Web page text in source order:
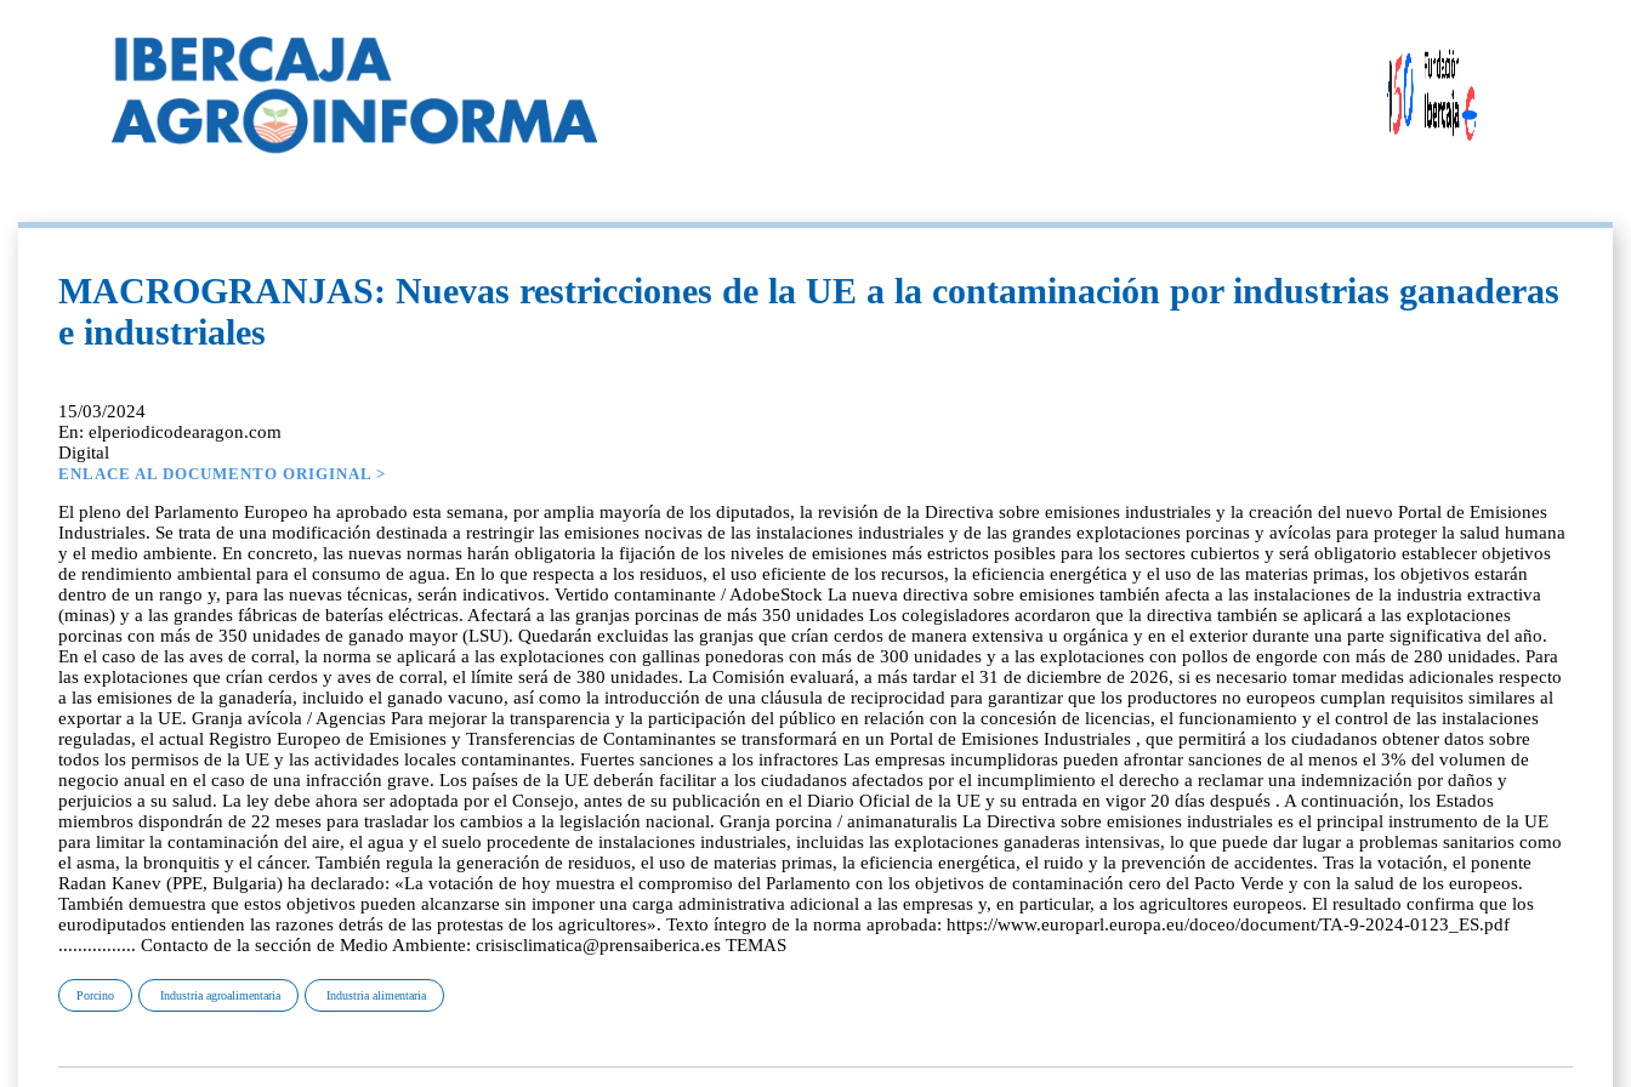
MACROGRANJAS: Nuevas restricciones de la UE a la contaminación por industrias ganaderas
e industriales
15/03/2024
En: elperiodicodearagon.com
Digital
ENLACE AL DOCUMENTO ORIGINAL >
El pleno del Parlamento Europeo ha aprobado esta semana, por amplia mayoría de los diputados, la revisión de la Directiva sobre emisiones industriales y la creación del nuevo Portal de Emisiones
Industriales. Se trata de una modificación destinada a restringir las emisiones nocivas de las instalaciones industriales y de las grandes explotaciones porcinas y avícolas para proteger la salud humana
y el medio ambiente. En concreto, las nuevas normas harán obligatoria la fijación de los niveles de emisiones más estrictos posibles para los sectores cubiertos y será obligatorio establecer objetivos
de rendimiento ambiental para el consumo de agua. En lo que respecta a los residuos, el uso eficiente de los recursos, la eficiencia energética y el uso de las materias primas, los objetivos estarán
dentro de un rango y, para las nuevas técnicas, serán indicativos. Vertido contaminante / AdobeStock La nueva directiva sobre emisiones también afecta a las instalaciones de la industria extractiva
(minas) y a las grandes fábricas de baterías eléctricas. Afectará a las granjas porcinas de más 350 unidades Los colegisladores acordaron que la directiva también se aplicará a las explotaciones
porcinas con más de 350 unidades de ganado mayor (LSU). Quedarán excluidas las granjas que crían cerdos de manera extensiva u orgánica y en el exterior durante una parte significativa del año.
En el caso de las aves de corral, la norma se aplicará a las explotaciones con gallinas ponedoras con más de 300 unidades y a las explotaciones con pollos de engorde con más de 280 unidades. Para
las explotaciones que crían cerdos y aves de corral, el límite será de 380 unidades. La Comisión evaluará, a más tardar el 31 de diciembre de 2026, si es necesario tomar medidas adicionales respecto
a las emisiones de la ganadería, incluido el ganado vacuno, así como la introducción de una cláusula de reciprocidad para garantizar que los productores no europeos cumplan requisitos similares al
exportar a la UE. Granja avícola / Agencias Para mejorar la transparencia y la participación del público en relación con la concesión de licencias, el funcionamiento y el control de las instalaciones
reguladas, el actual Registro Europeo de Emisiones y Transferencias de Contaminantes se transformará en un Portal de Emisiones Industriales , que permitirá a los ciudadanos obtener datos sobre
todos los permisos de la UE y las actividades locales contaminantes. Fuertes sanciones a los infractores Las empresas incumplidoras pueden afrontar sanciones de al menos el 3% del volumen de
negocio anual en el caso de una infracción grave. Los países de la UE deberán facilitar a los ciudadanos afectados por el incumplimiento el derecho a reclamar una indemnización por daños y
perjuicios a su salud. La ley debe ahora ser adoptada por el Consejo, antes de su publicación en el Diario Oficial de la UE y su entrada en vigor 20 días después . A continuación, los Estados
miembros dispondrán de 22 meses para trasladar los cambios a la legislación nacional. Granja porcina / animanaturalis La Directiva sobre emisiones industriales es el principal instrumento de la UE
para limitar la contaminación del aire, el agua y el suelo procedente de instalaciones industriales, incluidas las explotaciones ganaderas intensivas, lo que puede dar lugar a problemas sanitarios como
el asma, la bronquitis y el cáncer. También regula la generación de residuos, el uso de materias primas, la eficiencia energética, el ruido y la prevención de accidentes. Tras la votación, el ponente
Radan Kanev (PPE, Bulgaria) ha declarado: «La votación de hoy muestra el compromiso del Parlamento con los objetivos de contaminación cero del Pacto Verde y con la salud de los europeos.
También demuestra que estos objetivos pueden alcanzarse sin imponer una carga administrativa adicional a las empresas y, en particular, a los agricultores europeos. El resultado confirma que los
eurodiputados entienden las razones detrás de las protestas de los agricultores». Texto íntegro de la norma aprobada: https://www.europarl.europa.eu/doceo/document/TA-9-2024-0123_ES.pdf
................ Contacto de la sección de Medio Ambiente: crisisclimatica@prensaiberica.es TEMAS
Porcino Industria agroalimentaria Industria alimentaria